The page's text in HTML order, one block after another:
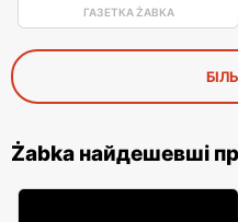
ГАЗЕТКА ŻABKA
Żabka найдешевші